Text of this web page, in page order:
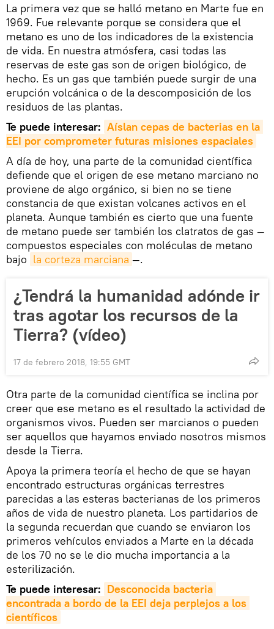
La primera vez que se halló metano en Marte fue en
1969. Fue relevante porque se considera que el
metano es uno de los indicadores de la existencia
de vida. En nuestra atmósfera, casi todas las
reservas de este gas son de origen biológico, de
hecho. Es un gas que también puede surgir de una
erupción volcánica o de la descomposición de los
residuos de las plantas.
Te puede interesar: Aíslan cepas de bacterias en la
EEI por comprometer futuras misiones espaciales
A día de hoy, una parte de la comunidad científica
defiende que el origen de ese metano marciano no
proviene de algo orgánico, si bien no se tiene
constancia de que existan volcanes activos en el
planeta. Aunque también es cierto que una fuente
de metano puede ser también los clatratos de gas —
compuestos especiales con moléculas de metano
bajo la corteza marciana —.
¿Tendrá la humanidad adónde ir
tras agotar los recursos de la
Tierra? (vídeo)
17 de febrero 2018, 19:55 GMT
Otra parte de la comunidad científica se inclina por
creer que ese metano es el resultado la actividad de
organismos vivos. Pueden ser marcianos o pueden
ser aquellos que hayamos enviado nosotros mismos
desde la Tierra.
Apoya la primera teoría el hecho de que se hayan
encontrado estructuras orgánicas terrestres
parecidas a las esteras bacterianas de los primeros
años de vida de nuestro planeta. Los partidarios de
la segunda recuerdan que cuando se enviaron los
primeros vehículos enviados a Marte en la década
de los 70 no se le dio mucha importancia a la
esterilización.
Te puede interesar: Desconocida bacteria
encontrada a bordo de la EEI deja perplejos a los
científicos